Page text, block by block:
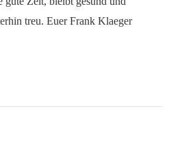
treu. Euer Frank Klaeger